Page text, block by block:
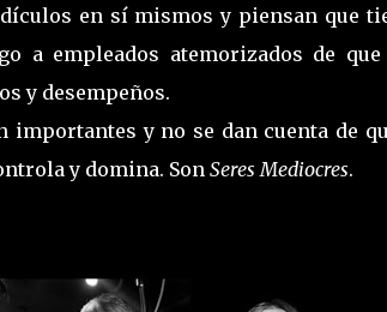
en sí mismos y piensan que
a empleados atemorizados de
y desempeños.
importantes y no se dan cuenta de
y domina. Son Seres Mediocres.